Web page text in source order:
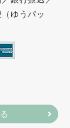
ゆうパッ